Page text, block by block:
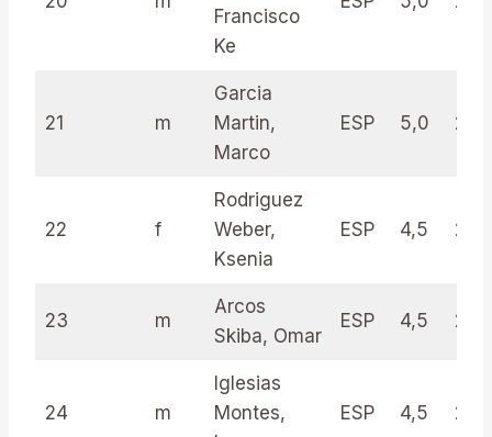
Francisco
Ke
21 m
Garcia
Martin,
Marco
ESP 5,0
22 f
Rodriguez
Weber,
Ksenia
ESP 4,5
23 m
Arcos
Skiba, Omar
ESP 4,5
24 m
Iglesias
Montes,
ESP 4,5